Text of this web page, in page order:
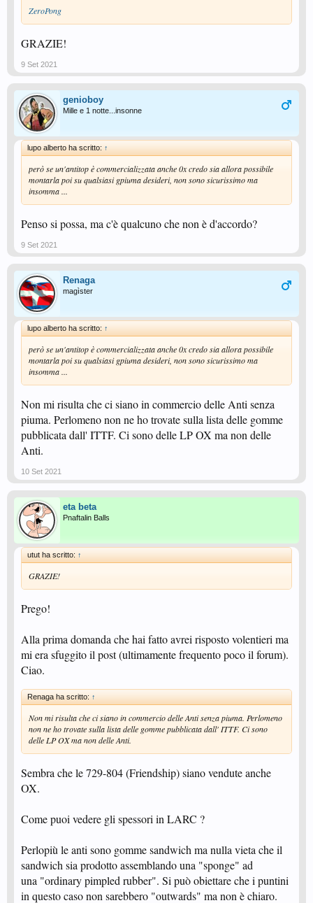
ZeroPong
GRAZIE!
9 Set 2021
genioboy
Mille e 1 notte...insonne
lupo alberto ha scritto: ↑
però se un'antitop è commercializzata anche 0x credo sia allora possibile
montarla poi su qualsiasi gpiuma desideri, non sono sicurissimo ma
insomma ...
Penso si possa, ma c'è qualcuno che non è d'accordo?
9 Set 2021
Renaga
magìster
lupo alberto ha scritto: ↑
però se un'antitop è commercializzata anche 0x credo sia allora possibile
montarla poi su qualsiasi gpiuma desideri, non sono sicurissimo ma
insomma ...
Non mi risulta che ci siano in commercio delle Anti senza
piuma. Perlomeno non ne ho trovate sulla lista delle gomme
pubblicata dall' ITTF. Ci sono delle LP OX ma non delle
Anti.
10 Set 2021
eta beta
Pnaftalin Balls
utut ha scritto: ↑
GRAZIE!
Prego!
Alla prima domanda che hai fatto avrei risposto volentieri ma
mi era sfuggito il post (ultimamente frequento poco il forum).
Ciao.
Renaga ha scritto: ↑
Non mi risulta che ci siano in commercio delle Anti senza piuma. Perlomeno
non ne ho trovate sulla lista delle gomme pubblicata dall' ITTF. Ci sono
delle LP OX ma non delle Anti.
Sembra che le 729-804 (Friendship) siano vendute anche
OX.
Come puoi vedere gli spessori in LARC ?
Perlopiù le anti sono gomme sandwich ma nulla vieta che il
sandwich sia prodotto assemblando una "sponge" ad
una "ordinary pimpled rubber". Si può obiettare che i puntini
in questo caso non sarebbero "outwards" ma non è chiaro.